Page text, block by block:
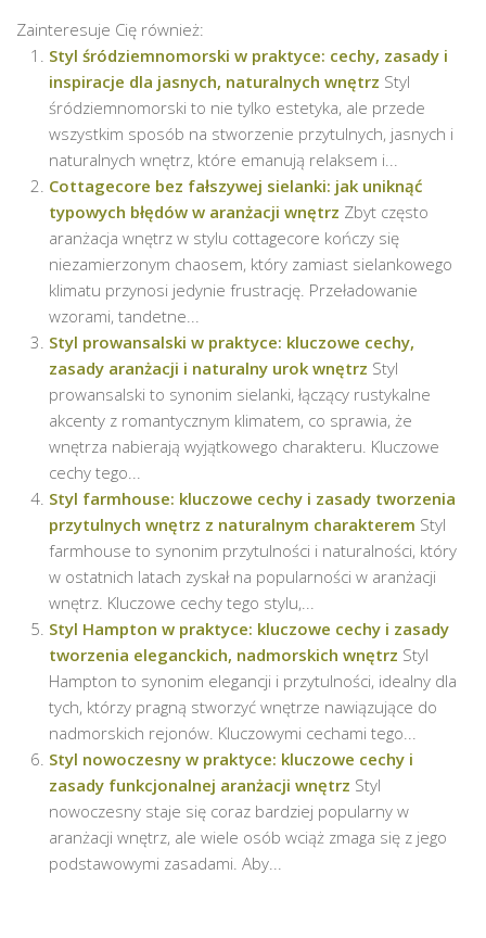
Zainteresuje Cię również:
Styl śródziemnomorski w praktyce: cechy, zasady i
inspiracje dla jasnych, naturalnych wnętrz Styl
śródziemnomorski to nie tylko estetyka, ale przede
wszystkim sposób na stworzenie przytulnych, jasnych i
naturalnych wnętrz, które emanują relaksem i...
Cottagecore bez fałszywej sielanki: jak uniknąć
typowych błędów w aranżacji wnętrz Zbyt często
aranżacja wnętrz w stylu cottagecore kończy się
niezamierzonym chaosem, który zamiast sielankowego
klimatu przynosi jedynie frustrację. Przeładowanie
wzorami, tandetne...
Styl prowansalski w praktyce: kluczowe cechy,
zasady aranżacji i naturalny urok wnętrz Styl
prowansalski to synonim sielanki, łączący rustykalne
akcenty z romantycznym klimatem, co sprawia, że
wnętrza nabierają wyjątkowego charakteru. Kluczowe
cechy tego...
Styl farmhouse: kluczowe cechy i zasady tworzenia
przytulnych wnętrz z naturalnym charakterem Styl
farmhouse to synonim przytulności i naturalności, który
w ostatnich latach zyskał na popularności w aranżacji
wnętrz. Kluczowe cechy tego stylu,...
Styl Hampton w praktyce: kluczowe cechy i zasady
tworzenia eleganckich, nadmorskich wnętrz Styl
Hampton to synonim elegancji i przytulności, idealny dla
tych, którzy pragną stworzyć wnętrze nawiązujące do
nadmorskich rejonów. Kluczowymi cechami tego...
Styl nowoczesny w praktyce: kluczowe cechy i
zasady funkcjonalnej aranżacji wnętrz Styl
nowoczesny staje się coraz bardziej popularny w
aranżacji wnętrz, ale wiele osób wciąż zmaga się z jego
podstawowymi zasadami. Aby...